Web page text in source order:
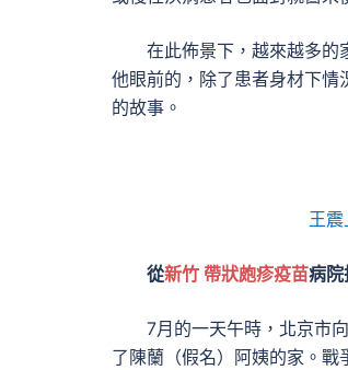
在此佈景下，越來越多的
他眼前的，除了患者身材下情
的故事。
王
從新竹 帶狀皰疹疫苗病院
7月的一天午時，北京市
了陳蘭（假名）阿姨的家。